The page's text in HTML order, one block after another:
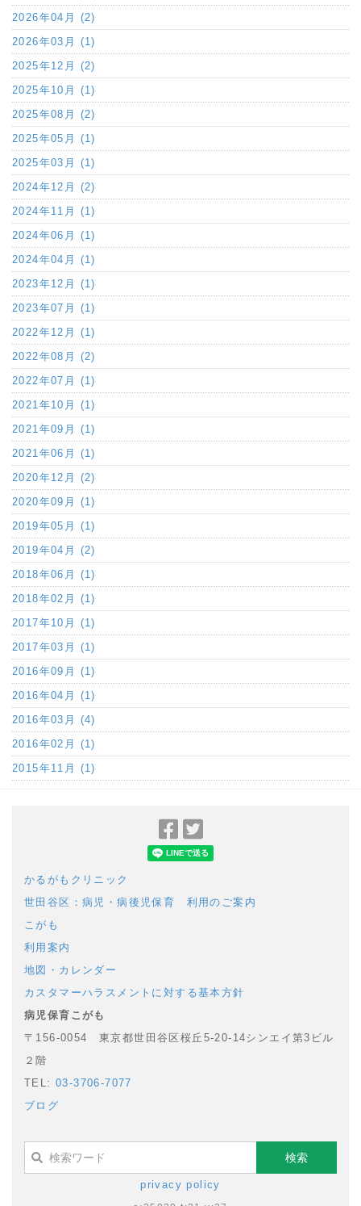
2026年04月 (2)
2026年03月 (1)
2025年12月 (2)
2025年10月 (1)
2025年08月 (2)
2025年05月 (1)
2025年03月 (1)
2024年12月 (2)
2024年11月 (1)
2024年06月 (1)
2024年04月 (1)
2023年12月 (1)
2023年07月 (1)
2022年12月 (1)
2022年08月 (2)
2022年07月 (1)
2021年10月 (1)
2021年09月 (1)
2021年06月 (1)
2020年12月 (2)
2020年09月 (1)
2019年05月 (1)
2019年04月 (2)
2018年06月 (1)
2018年02月 (1)
2017年10月 (1)
2017年03月 (1)
2016年09月 (1)
2016年04月 (1)
2016年03月 (4)
2016年02月 (1)
2015年11月 (1)
Facebook
で
ェ
で
ェ
かるがもクリニック
世田谷区：病児・病後児保育 利用のご案内
こがも
利用案内
地図・カレンダー
カスタマーハラスメントに対する基本方針
病児保育こがも
〒156-0054 東京都世田谷区桜丘5-20-14シンエイ第3ビル
２階
TEL: 03-3706-7077
ブログ
privacy policy